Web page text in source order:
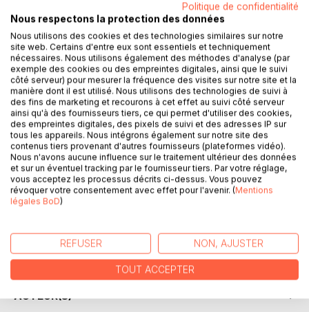
renvoi devant la cour d'assises, documents un peu secs,
administratifs, peuvent révéler bien des surprises quand on
les regarde de plus près. On parle souvent, à tort ou à
raison, des erreurs judiciaires, mais qui connaît les erreurs
de justice (les coupables sanctionnés trop ou pas assez
sévèrement, ou pour un motif qui n'est pas le bon) ? Que
faut-il penser de la réforme du 10 août 2011 ­mettant en
place la motivation des verdicts de cours d'assises ?
Cet ouvrage se veut une exploration des coulisses de
l'institution judiciaire ; institution humaine donc imparfaite,
et ­complexe.
C'est aussi l'occasion de revenir sur moult dossiers
retentissants, les disparitions de Pierre Quémeneur et
d'Agnès Le Roux, les affaires Dany Leprince et Yvan
annexe, les observations de deux avocats pénalistes, Me
Gilles Antonowicz et Me Dominique Inchauspé.
AUTEUR(S)
Politique de confidentialité
Nous respectons la protection des données
Nous utilisons des cookies et des technologies similaires sur notre
site web. Certains d'entre eux sont essentiels et techniquement
nécessaires. Nous utilisons également des méthodes d'analyse (par
exemple des cookies ou des empreintes digitales, ainsi que le suivi
côté serveur) pour mesurer la fréquence des visites sur notre site et la
manière dont il est utilisé. Nous utilisons des technologies de suivi à
des fins de marketing et recourons à cet effet au suivi côté serveur
ainsi qu'à des fournisseurs tiers, ce qui permet d'utiliser des cookies,
des empreintes digitales, des pixels de suivi et des adresses IP sur
tous les appareils. Nous intégrons également sur notre site des
contenus tiers provenant d'autres fournisseurs (plateformes vidéo).
Nous n'avons aucune influence sur le traitement ultérieur des données
et sur un éventuel tracking par le fournisseur tiers. Par votre réglage,
vous acceptez les processus décrits ci-dessus. Vous pouvez
révoquer votre consentement avec effet pour l'avenir. (Mentions
légales BoD)
REFUSER NON, AJUSTER
TOUT ACCEPTER